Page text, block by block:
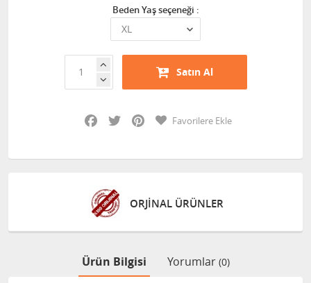
Beden Yaş seçeneği :
Satın Al
Facebook
Twitter PinterestFavorilere Ekle
ORJİNAL ÜRÜNLER
Ürün Bilgisi Yorumlar (0)